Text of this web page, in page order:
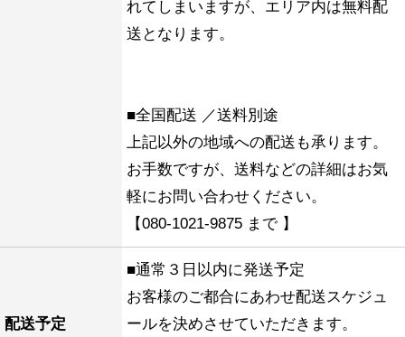
れてしまいますが、エリア内は無料配
送となります。
■全国配送 ／送料別途
上記以外の地域への配送も承ります。
お手数ですが、送料などの詳細はお気
軽にお問い合わせください。
【080-1021-9875 まで 】
配送予定
■通常３日以内に発送予定
お客様のご都合にあわせ配送スケジュ
ールを決めさせていただきます。